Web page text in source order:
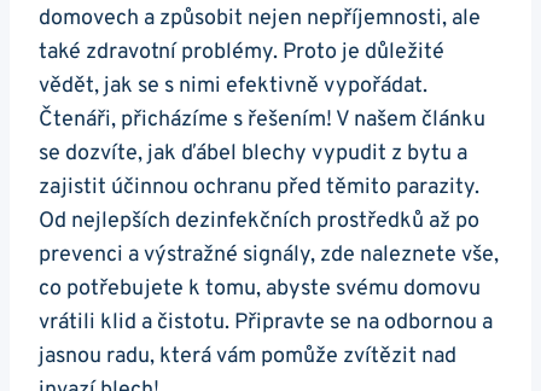
domovech a způsobit nejen nepříjemnosti, ale
také zdravotní problémy. Proto je důležité
vědět, jak se s nimi efektivně vypořádat.
Čtenáři, přicházíme s řešením! V našem článku
se dozvíte, jak ďábel blechy vypudit z bytu a
zajistit účinnou ochranu před těmito parazity.
Od nejlepších dezinfekčních prostředků až po
prevenci a výstražné signály, zde naleznete vše,
co potřebujete k tomu, abyste svému domovu
vrátili klid a čistotu. Připravte se na odbornou a
jasnou radu, která vám pomůže zvítězit nad